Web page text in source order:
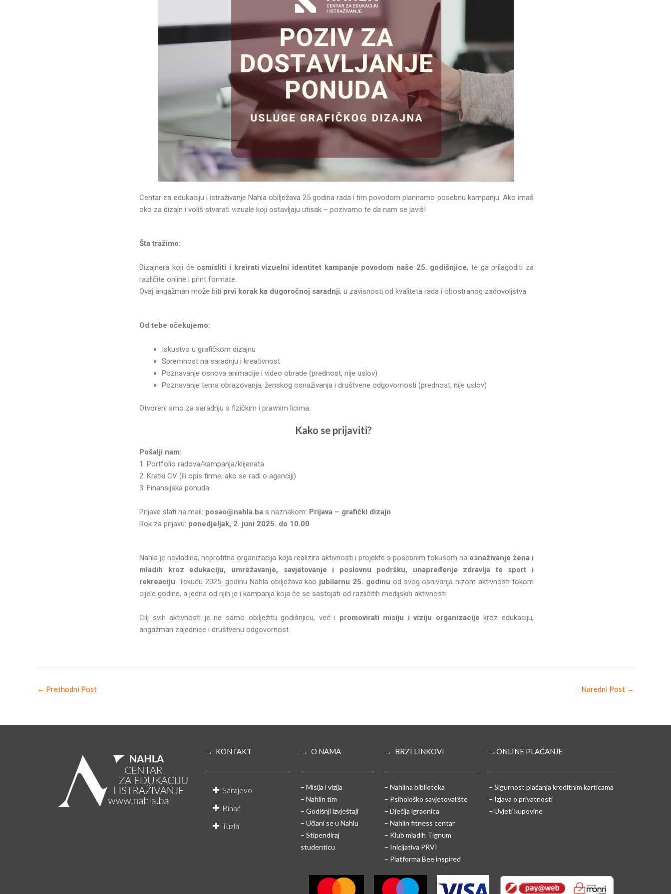
Centar za edukaciju i istraživanje Nahla obilježava 25 godina rada i tim povodom planiramo posebnu kampanju. Ako imaš
oko za dizajn i voliš stvarati vizuale koji ostavljaju utisak – pozivamo te da nam se javiš!
Šta tražimo:
Dizajnera koji će osmisliti i kreirati vizuelni identitet kampanje povodom naše 25. godišnjice, te ga prilagoditi za
različite online i print formate.
Ovaj angažman može biti prvi korak ka dugoročnoj saradnji, u zavisnosti od kvaliteta rada i obostranog zadovoljstva.
Od tebe očekujemo:
Iskustvo u grafičkom dizajnu
Spremnost na saradnju i kreativnost
Poznavanje osnova animacije i video obrade (prednost, nije uslov)
Poznavanje tema obrazovanja, ženskog osnaživanja i društvene odgovornosti (prednost, nije uslov)
Otvoreni smo za saradnju s fizičkim i pravnim licima.
Kako se prijaviti?
Pošalji nam:
1. Portfolio radova/kampanja/klijenata
2. Kratki CV (ili opis firme, ako se radi o agenciji)
3. Finansijska ponuda.
Prijave slati na mail: posao@nahla.ba s naznakom: Prijava – grafički dizajn
Rok za prijavu: ponedjeljak, 2. juni 2025. do 10.00
Nahla je nevladina, neprofitna organizacija koja realizira aktivnosti i projekte s posebnim fokusom na osnaživanje žena i
mladih kroz edukaciju, umrežavanje, savjetovanje i poslovnu podršku, unapređenje zdravlja te sport i
rekreaciju. Tekuću 2025. godinu Nahla obilježava kao jubilarnu 25. godinu od svog osnivanja nizom aktivnosti tokom
cijele godine, a jedna od njih je i kampanja koja će se sastojati od različitih medijskih aktivnosti.
Cilj svih aktivnosti je ne samo obilježitu godišnjicu, već i promovirati misiju i viziju organizacijekroz edukaciju,
angažman zajednice i društvenu odgovornost.
← Prethodni Post Naredni Post →
→ KONTAKT
Sarajevo
Bihać
Tuzla
→ O NAMA
– Misija i vizija
– Nahlin tim
– Godišnji izvještaji
– Učlani se u Nahlu
– Stipendiraj
studenticu
→ BRZI LINKOVI
– Nahlina biblioteka
– Psihološko savjetovalište
– Dječija igraonica
– Nahlin fitness centar
– Klub mladih Tignum
– Inicijativa PRVI
– Platforma Bee inspired
→ONLINE PLAĆANJE
– Sigurnost plaćanja kreditnim karticama
– Izjava o privatnosti
– Uvjeti kupovine